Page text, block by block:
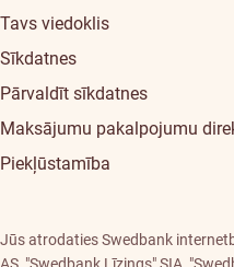
Tavs viedoklis
Sīkdatnes
Pārvaldīt sīkdatnes
Maksājumu pakalpojumu
Piekļūstamība
Jūs atrodaties Swedbank